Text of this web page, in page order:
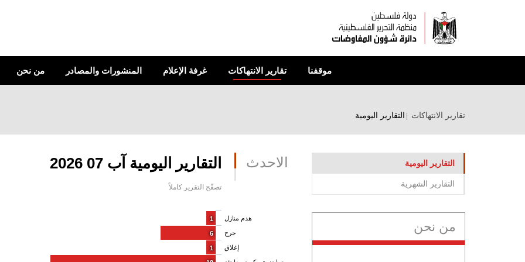
موقفنا تقارير الانتهاكات غرفة الإعلام المنشورات والمصادر من نحن
تقارير الانتهاكات التقارير اليومية
الاحدث التقارير اليومية آب 07 2026
تصفّح التقرير كاملاً
1
6
1
هدم منازل
جرح
إغلاق
التقارير اليومية
التقارير الشهرية
من نحن